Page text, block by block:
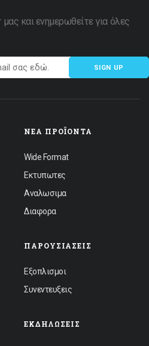
και ενημερωθείτε για όλες
SIGN UP
ΝΈΑ ΠΡΟΪΌΝΤΑ
Wide Format
Εκτυπωτες
Αναλωσιμα
Διαφορα
ΠΑΡΟΥΣΙΆΣΕΙΣ
Εξοπλισμοι
Συνεντευξεις
ΕΚΔΗΛΏΣΕΙΣ